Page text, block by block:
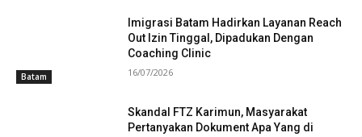
Batam
Imigrasi Batam Hadirkan Layanan Reach
Out Izin Tinggal, Dipadukan Dengan
Coaching Clinic
16/07/2026
Skandal FTZ Karimun, Masyarakat
Pertanyakan Dokument Apa Yang di